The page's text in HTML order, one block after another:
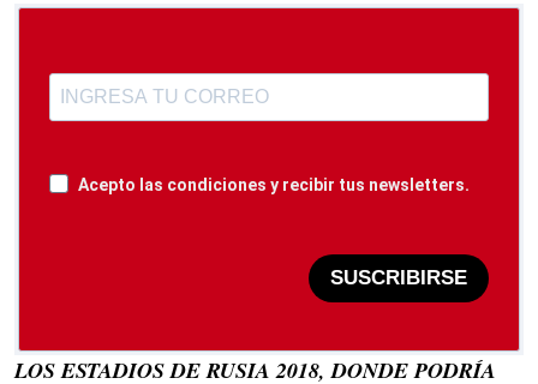
Acepto las condiciones y recibir tus newsletters.
SUSCRIBIRSE
LOS ESTADIOS DE RUSIA 2018, DONDE PODRÍA